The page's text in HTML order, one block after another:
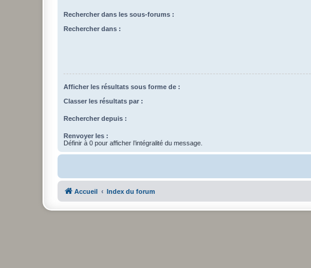
Rechercher dans les sous-forums :
Rechercher dans :
Afficher les résultats sous forme de :
Classer les résultats par :
Rechercher depuis :
Renvoyer les :
Définir à 0 pour afficher l’intégralité du message.
Accueil Index du forum